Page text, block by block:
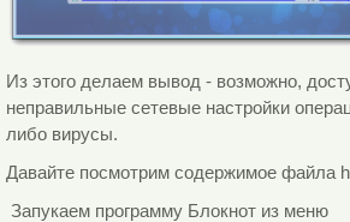
Из этого делаем вывод - возможно,
неправильные сетевые настройки
либо вирусы.
Давайте посмотрим содержимое файла
Запукаем программу Блокнот из меню